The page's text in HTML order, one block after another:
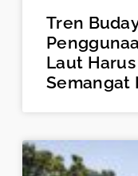
Tren
Laut
Semangat